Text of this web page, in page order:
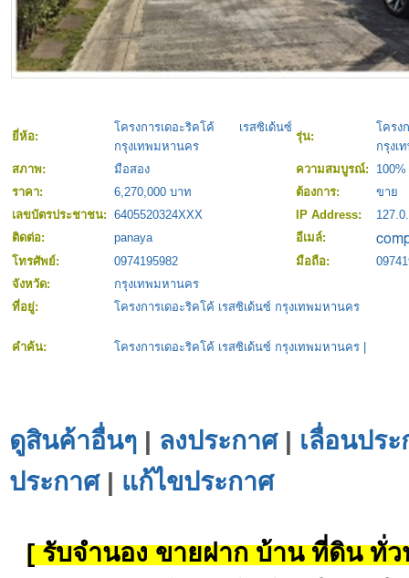
ยี่ห้อ:
โครงการเดอะริคโค้ เรสซิเด้นซ์
กรุงเทพมหานคร
รุ่น:
โคร
กรุงเ
สภาพ:
มือสอง ความสมบูรณ์:
100%
ราคา:
6,270,000 บาท ต้องการ:
ขาย
เลขบัตรประชาชน: 6405520324XXX IP Address:
ติดต่อ:
panaya
อีเมล์:
โทรศัพย์:
0974195982 มือถือ:
จังหวัด:
กรุงเทพมหานคร
ที่อยู่:
โครงการเดอะริคโค้ เรสซิเด้นซ์ กรุงเทพมหานคร
คำค้น: โครงการเดอะริคโค้ เรสซิเด้นซ์ กรุงเทพมหานคร
ดูสินค้าอื่นๆ | ลงประกาศ| เลื่อนปร
ประกาศ| แก้ไขประกาศ
[ รับจำนอง ขายฝาก บ้าน ที่ดิน ทั่ว